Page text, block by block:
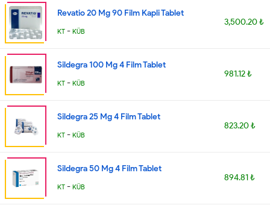
Revatio 20 Mg 90 Film Kapli Tablet
KT - KÜB
3,500.20 ₺
Sildegra 100 Mg 4 Film Tablet
KT - KÜB
981.12 ₺
Sildegra 25 Mg 4 Film Tablet
KT - KÜB
823.20 ₺
Sildegra 50 Mg 4 Film Tablet
KT - KÜB
894.81 ₺